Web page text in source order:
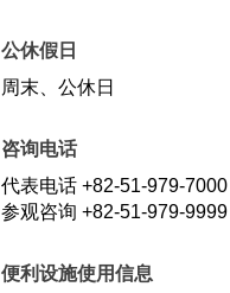
公休假日
周末、公休日
咨询电话
代表电话 +82-51-979-7000
参观咨询 +82-51-979-9999
便利设施使用信息